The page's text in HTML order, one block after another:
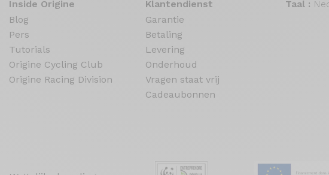
Inside Origine
Blog
Pers
Tutorials
Origine Cycling Club
Origine Racing Division
Klantendienst
Garantie
Betaling
Levering
Onderhoud
Vragen staat vrij
Cadeaubonnen
Taal :